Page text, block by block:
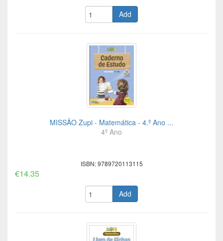
Add
MISSÃO Zupi - Matemática - 4.º Ano ...
4º Ano
ISBN: 9789720113115
€14.35
Add